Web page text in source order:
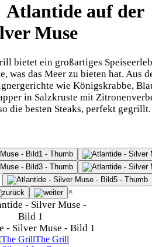
Atlantide auf der
Muse
bietet ein großartiges
was das Meer zu bieten hat. Aus
wie Königskrabbe,
in Salzkruste mit
die besten Steaks, perfekt gegrillt.
×
- Silver Muse - Bild 1
The Grill